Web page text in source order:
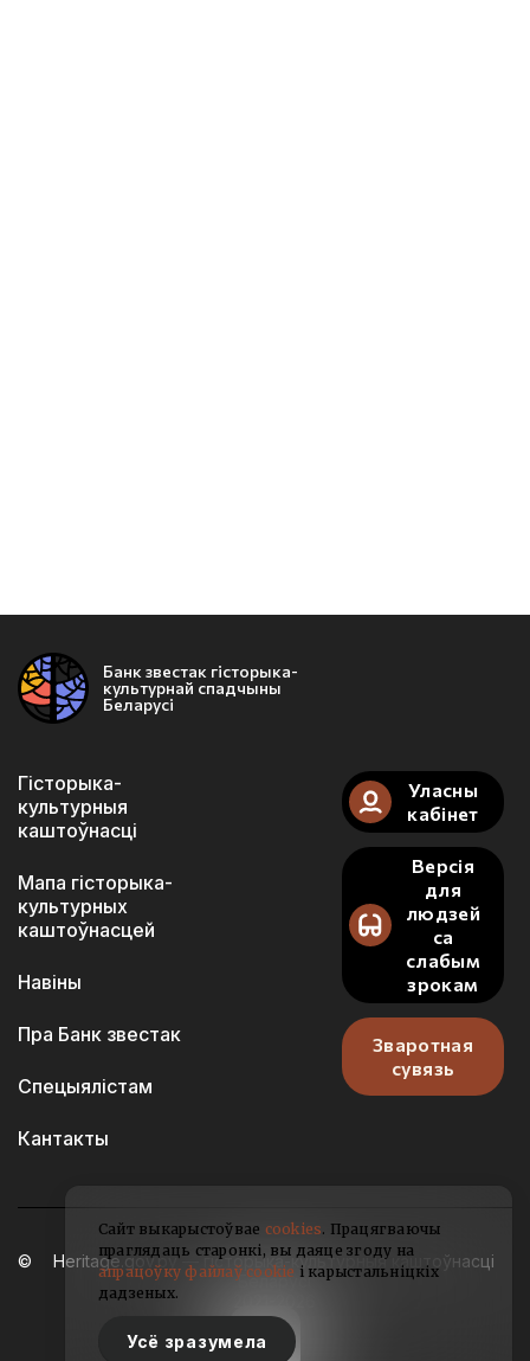
Банк звестак гісторыка-
культурнай спадчыны
Беларусі
Гісторыка-
культурныя
каштоўнасці
Мапа гісторыка-
культурных
каштоўнасцей
Навіны
Пра Банк звестак
Спецыялістам
Кантакты
Уласны
кабінет
Версія
для
людзей
са
слабым
зрокам
Зваротная
сувязь
Heritage.gov.by — гісторыка-культурныя каштоўнасці
Беларусі
Сайт выкарыстоўвае cookies. Працягваючы
праглядаць старонкі, вы даяце згоду на
апрацоўку файлаў cookie і карыстальніцкіх
дадзеных.
Усё зразумела